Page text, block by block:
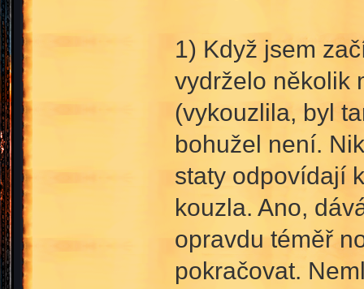
1) Když jsem
vydrželo několik
(vykouzlila, byl
bohužel není.
staty odpovídají
kouzla. Ano,
opravdu téměř
pokračovat.